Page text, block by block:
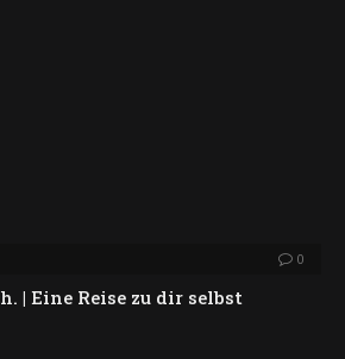
0
| Eine Reise zu dir selbst